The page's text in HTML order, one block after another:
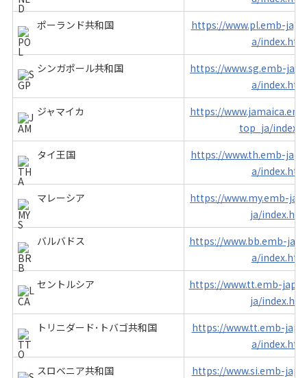
ポーランド共和国
https://www.pl.emb-
a/
シンガポール共和国
https://www.sg.emb-
a/
ジャマイカ
https://
top_ja/
タイ王国
https://www.th.emb-
a/
マレーシア
https://www.my.emb-
ja/
バルバドス
https://www.bb.emb-
a/
セントルシア
https://www.tt.emb-
ja/
トリニダード･トバゴ共和国
https://www.tt.emb-
a/
スロベニア共和国
https://www.si.emb-